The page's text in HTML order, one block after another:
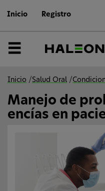
Inicio Registro
Menú
Inicio / Salud Oral /
Manejo de
encías en